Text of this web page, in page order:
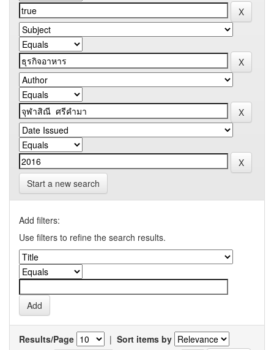
Start a new search
Add filters:
Use filters to refine the search results.
Results/Page | Sort items by